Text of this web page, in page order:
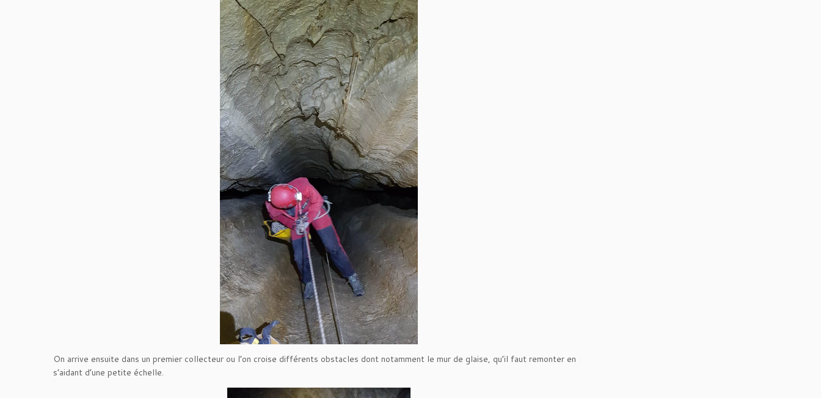
On arrive ensuite dans un premier collecteur ou l’on croise différents obstacles dont notamment le mur de glaise, qu’il faut remonter en
s’aidant d’une petite échelle.